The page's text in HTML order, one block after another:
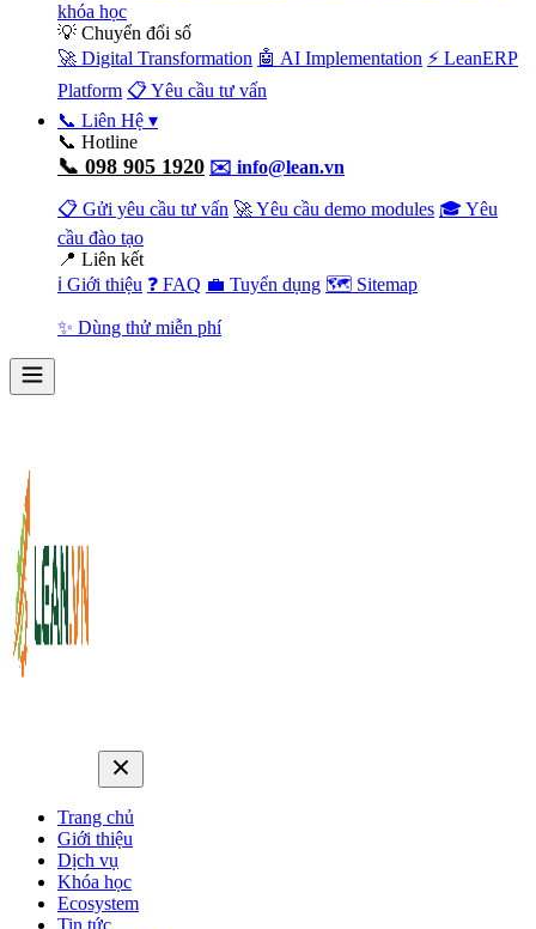
khóa học
💡 Chuyển đổi số
🚀 Digital Transformation 🤖 AI Implementation ⚡ LeanERP
Platform 📋 Yêu cầu tư vấn
📞 Liên Hệ ▾
📞 Hotline
📞 098 905 1920 ✉️ info@lean.vn
📋 Gửi yêu cầu tư vấn 🚀 Yêu cầu demo modules 🎓 Yêu
cầu đào tạo
📍 Liên kết
ℹ️ Giới thiệu ❓ FAQ 💼 Tuyển dụng 🗺️ Sitemap
✨ Dùng thử miễn phí
Trang chủ
Giới thiệu
Dịch vụ
Khóa học
Ecosystem
Tin tức